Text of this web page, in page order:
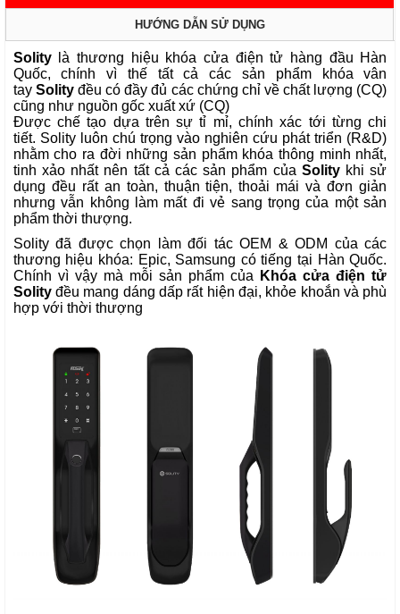
HƯỚNG DẪN SỬ DỤNG
Solitylà thương hiệu khóa cửa điện tử hàng đầu Hàn
Quốc, chính vì thế tất cả các sản phẩm khóa vân
tay Solityđều có đầy đủ các chứng chỉ về chất lượng (CQ)
cũng như nguồn gốc xuất xứ (CQ)
Được chế tạo dựa trên sự tỉ mỉ, chính xác tới từng chi
tiết. Solity luôn chú trọng vào nghiên cứu phát triển (R&D)
nhằm cho ra đời những sản phẩm khóa thông minh nhất,
tinh xảo nhất nên tất cả các sản phẩm của Solitykhi sử
dụng đều rất an toàn, thuận tiện, thoải mái và đơn giản
nhưng vẫn không làm mất đi vẻ sang trọng của một sản
phẩm thời thượng.
Solity đã được chọn làm đối tác OEM & ODM của các
thương hiệu khóa: Epic, Samsung có tiếng tại Hàn Quốc.
Chính vì vậy mà mỗi sản phẩm của
Khóa cửa điện tử
Solity đều mang dáng dấp rất hiện đại, khỏe khoắn và phù
hợp với thời thượng